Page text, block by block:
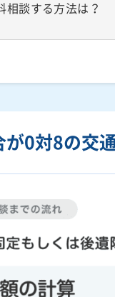
相談する方法は？
が0対8の交